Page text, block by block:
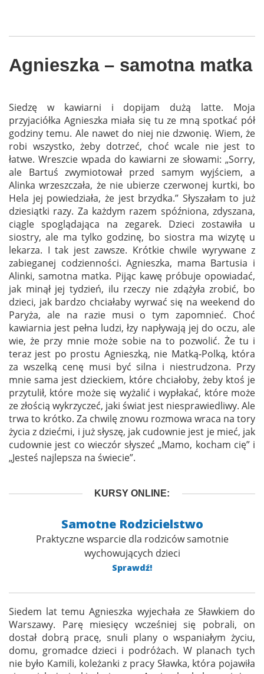
Agnieszka – samotna matka
Siedzę w kawiarni i dopijam dużą latte. Moja
przyjaciółka Agnieszka miała się tu ze mną spotkać pół
godziny temu. Ale nawet do niej nie dzwonię. Wiem, że
robi wszystko, żeby dotrzeć, choć wcale nie jest to
łatwe. Wreszcie wpada do kawiarni ze słowami: „Sorry,
ale Bartuś zwymiotował przed samym wyjściem, a
Alinka wrzeszczała, że nie ubierze czerwonej kurtki, bo
Hela jej powiedziała, że jest brzydka.” Słyszałam to już
dziesiątki razy. Za każdym razem spóźniona, zdyszana,
ciągle spoglądająca na zegarek. Dzieci zostawiła u
siostry, ale ma tylko godzinę, bo siostra ma wizytę u
lekarza. I tak jest zawsze. Krótkie chwile wyrywane z
zabieganej codzienności. Agnieszka, mama Bartusia i
Alinki, samotna matka. Pijąc kawę próbuje opowiadać,
jak minął jej tydzień, ilu rzeczy nie zdążyła zrobić, bo
dzieci, jak bardzo chciałaby wyrwać się na weekend do
Paryża, ale na razie musi o tym zapomnieć. Choć
kawiarnia jest pełna ludzi, łzy napływają jej do oczu, ale
wie, że przy mnie może sobie na to pozwolić. Że tu i
teraz jest po prostu Agnieszką, nie Matką-Polką, która
za wszelką cenę musi być silna i niestrudzona. Przy
mnie sama jest dzieckiem, które chciałoby, żeby ktoś je
przytulił, które może się wyżalić i wypłakać, które może
ze złością wykrzyczeć, jaki świat jest niesprawiedliwy. Ale
trwa to krótko. Za chwilę znowu rozmowa wraca na tory
życia z dziećmi, i już słyszę, jak cudownie jest je mieć, jak
cudownie jest co wieczór słyszeć „Mamo, kocham cię” i
„Jesteś najlepsza na świecie”.
KURSY ONLINE:
Samotne Rodzicielstwo
Praktyczne wsparcie dla rodziców samotnie
wychowujących dzieci
Sprawdź!
Siedem lat temu Agnieszka wyjechała ze Sławkiem do
Warszawy. Parę miesięcy wcześniej się pobrali, on
dostał dobrą pracę, snuli plany o wspaniałym życiu,
domu, gromadce dzieci i podróżach. W planach tych
nie było Kamili, koleżanki z pracy Sławka, która pojawiła